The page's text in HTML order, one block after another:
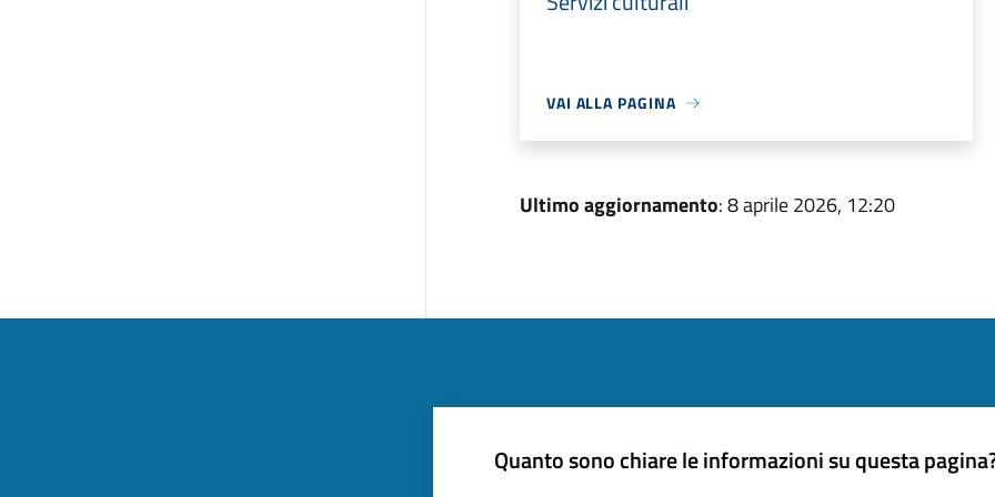
VAI ALLA PAGINA
Ultimo aggiornamento: 8 aprile 2026, 12:20
Quanto sono chiare le informazioni su questa